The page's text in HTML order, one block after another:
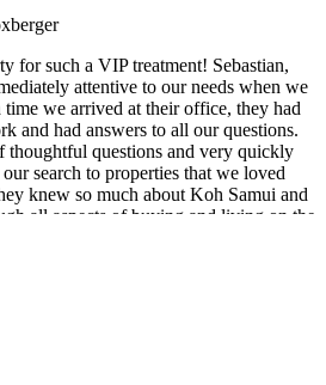
for such a VIP treatment! Sebastian,
attentive to our needs when we
we arrived at their office, they had
and had answers to all our questions.
thoughtful questions and very quickly
search to properties that we loved
knew so much about Koh Samui and
all aspects of buying and living on the
assistance and even picked us up
to take us around to properties and
overlooking the island. If you are
genuine set of people who truly
for you, I strongly suggest Doctor
main agencies on the island we had
one of them totally blew us off when we